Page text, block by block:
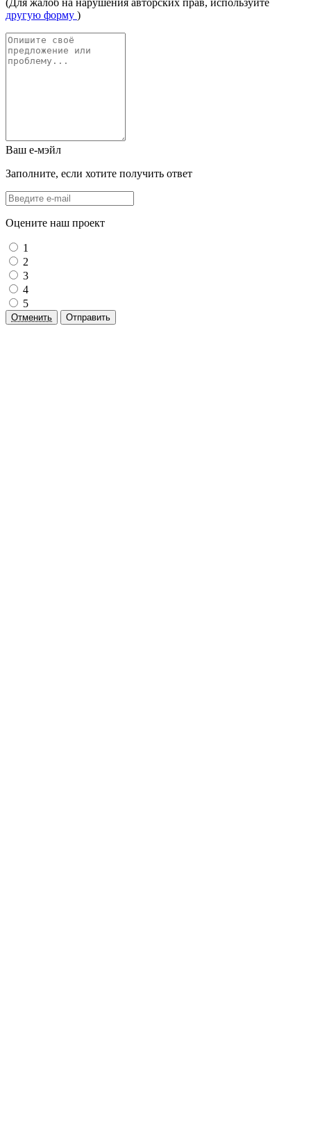
(Для жалоб на нарушения авторских прав, используйте
другую форму )
Ваш е-мэйл
Заполните, если хотите получить ответ
Оцените наш проект
1
2
3
4
5
Отменить Отправить